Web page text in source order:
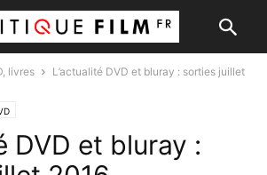
livres
L’actualité DVD et bluray : sorties juillet
DVD et bluray :